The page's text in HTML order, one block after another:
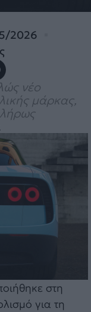
2026
νέο
μάρκας,
στη
για τη